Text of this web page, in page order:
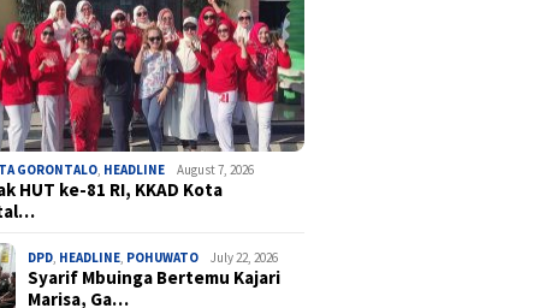
GORONTALO, HEADLINE August 7, 2026
HUT ke-81 RI, KKAD Kota
DPD, HEADLINE, POHUWATO July 22, 2026
Syarif Mbuinga Bertemu Kajari
Marisa, Ga…